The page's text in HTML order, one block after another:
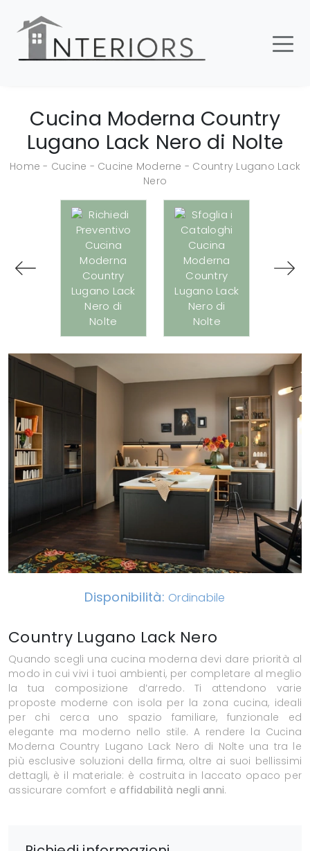
Cucina Moderna Country
Lugano Lack Nero di Nolte
Home - Cucine - Cucine Moderne - Country Lugano Lack
Nero
Disponibilità: Ordinabile
Country Lugano Lack Nero
Quando scegli una cucina moderna devi dare priorità al
modo in cui vivi i tuoi ambienti, per completare al meglio
la tua composizione d’arredo. Ti attendono varie
proposte moderne con isola per la zona cucina, ideali
per chi cerca uno spazio familiare, funzionale ed
elegante ma moderno nello stile. A rendere la Cucina
Moderna Country Lugano Lack Nero di Nolte una tra le
più esclusive soluzioni della firma, oltre ai suoi bellissimi
dettagli, è il materiale: è costruita in laccato opaco per
assicurare comfort e affidabilità negli anni.